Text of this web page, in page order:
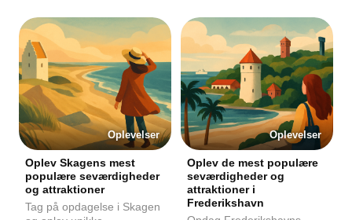
Oplevelser
Oplev Skagens mest
populære seværdigheder
og attraktioner
Tag på opdagelse i Skagen
Oplevelser
Oplev de mest populære
seværdigheder og
attraktioner i
Frederikshavn